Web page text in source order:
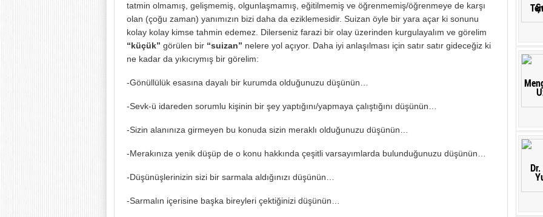
tatmin olmamış, gelişmemiş, olgunlaşmamış, eğitilmemiş ve öğrenmemiş/öğrenmeye de karşı
olan (çoğu zaman) yanımızın bizi daha da eziklemesidir. Suizan öyle bir yara açar ki sonunu
kolay kolay kimse tahmin edemez. Dilerseniz farazi bir olay üzerinden kurgulayalım ve görelim
“küçük” görülen bir “suizan” nelere yol açıyor. Daha iyi anlaşılması için satır satır gideceğiz ki
ne kadar da yıkıcıymış bir görelim:
-Gönüllülük esasına dayalı bir kurumda olduğunuzu düşünün…
-Sevk-ü idareden sorumlu kişinin bir şey yaptığını/yapmaya çalıştığını düşünün…
-Sizin alanınıza girmeyen bu konuda sizin meraklı olduğunuzu düşünün…
-Merakınıza yenik düşüp de o konu hakkında çeşitli varsayımlarda bulunduğunuzu düşünün…
-Düşünüşlerinizin sizi bir sarmala aldığınızı düşünün…
-Sarmalın içerisine başka bireyleri çektiğinizi düşünün…